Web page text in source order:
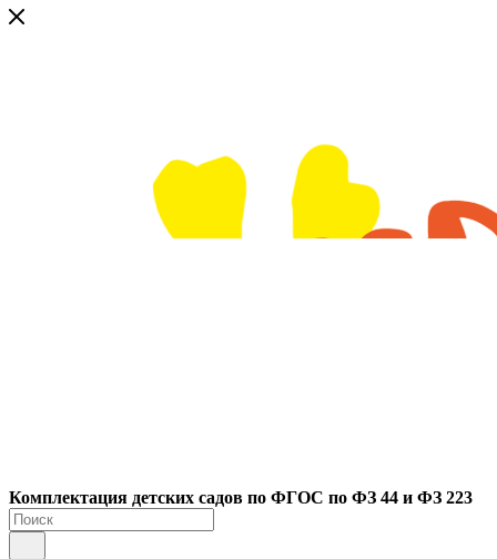
Комплектация детских садов по ФГОC по ФЗ 44 и ФЗ 223